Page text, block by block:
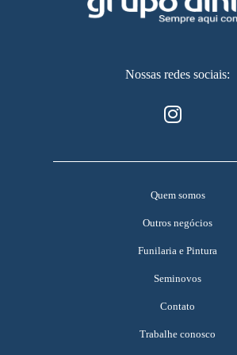
Nossas redes sociais:
Quem somos
Outros negócios
Funilaria e Pintura
Seminovos
Contato
Trabalhe conosco